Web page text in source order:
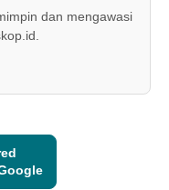
dan mengawasi